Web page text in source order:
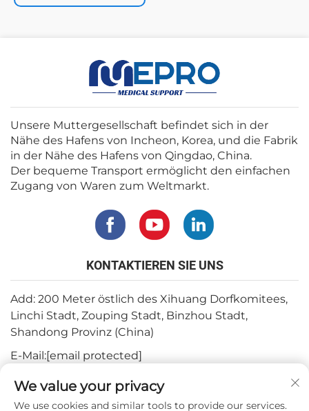
Unsere Muttergesellschaft befindet sich in der
Nähe des Hafens von Incheon, Korea, und die Fabrik
in der Nähe des Hafens von Qingdao, China.
Der bequeme Transport ermöglicht den einfachen
Zugang von Waren zum Weltmarkt.
KONTAKTIEREN SIE UNS
Add: 200 Meter östlich des Xihuang Dorfkomitees,
Linchi Stadt, Zouping Stadt, Binzhou Stadt,
Shandong Provinz (China)
E-Mail:[email protected]
Tel.: +82-3180427370
Telefon: +86-15564344404
We value your privacy
We use cookies and similar tools to provide our services.